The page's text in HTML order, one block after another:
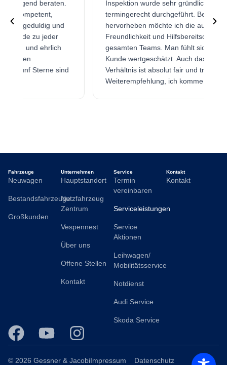
Inspektion wurde sehr gründlich und
termingerecht durchgeführt. Besonders
hervorheben möchte ich die außergewöhnliche
Freundlichkeit und Hilfsbereitschaft des
gesamten Teams. Man fühlt sich hier wirklich als
Kunde wertgeschätzt. Auch das Preis-Leistungs-
Verhältnis ist absolut fair und transparent. Klare
Weiterempfehlung, ich komme gerne wieder!
Fahrzeuge
Neuwagen
Bestandsfahrzeuge
Großkunden
Unternehmen
Hauptstandort
Nutzfahrzeug
Zentrum
Vespennest
Über uns
Offene Stellen
Kontakt
Service
Termin
vereinbaren
Serviceleistungen
Service
Aktionen
Leihwagen/
Mobilitätsservice
Notdienst
Audi Service
Skoda Service
Kontakt
Kontakt
© 2026 Gessner & JacobiImpressum Datenschutz